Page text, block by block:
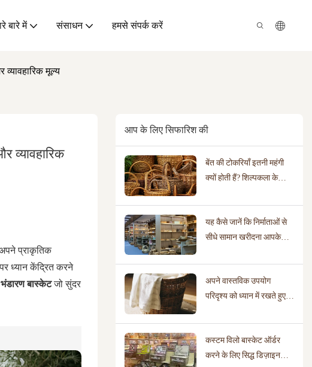
बारे में संसाधन हमसे संपर्क करें
मूल्य
प्राकृतिक
ध्यान केंद्रित करने
भंडारण बास्केटजो सुंदर
आप के लिए सिफारिश की
बेंत की टोकरियाँ इतनी महंगी
क्यों होती हैं? शिल्पकला के
यह कैसे जानें कि निर्माताओं से
सीधे सामान खरीदना आपके
नहीं।
अपने वास्तविक उपयोग
परिदृश्य को ध्यान में रखते हुए
कैसे करें
कस्टम विलो बास्केट ऑर्डर
करने के लिए सिद्ध डिज़ाइन